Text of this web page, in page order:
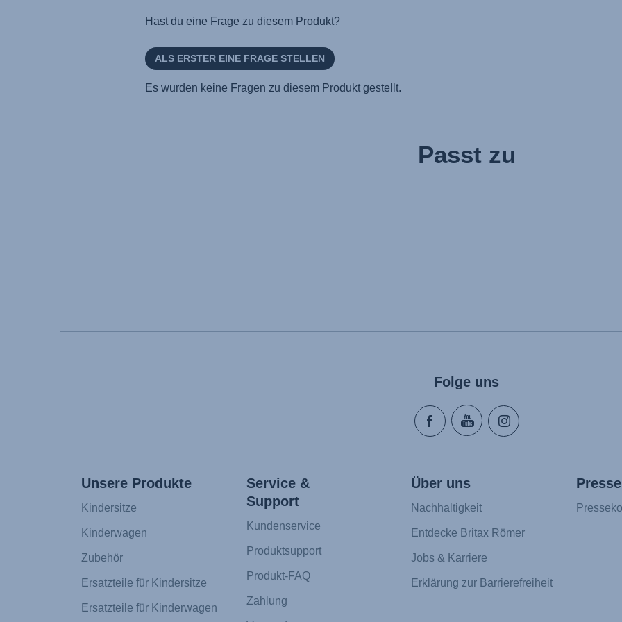
Passt zu
Folge uns
Unsere Produkte
Kindersitze
Kinderwagen
Zubehör
Ersatzteile für Kindersitze
Ersatzteile für Kinderwagen
Service &
Support
Kundenservice
Produktsupport
Produkt-FAQ
Zahlung
Über uns
Nachhaltigkeit
Entdecke Britax Römer
Jobs & Karriere
Erklärung zur Barrierefreiheit